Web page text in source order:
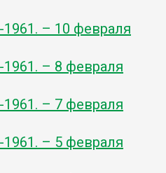
– 10 февраля
– 8 февраля
– 7 февраля
– 5 февраля